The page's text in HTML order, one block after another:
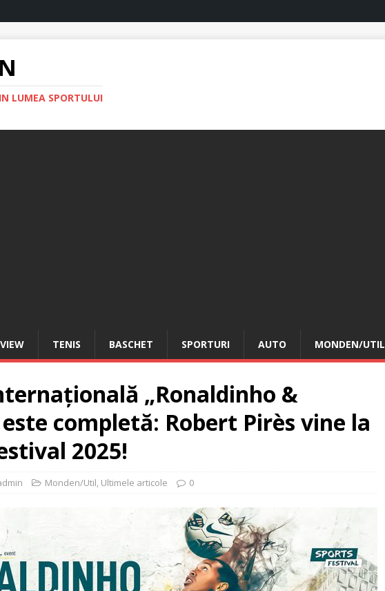
LUMEA SPORTULUI
TENIS BASCHET SPORTURI AUTO MONDEN/UTIL
„Ronaldinho &
este completă: Robert Pirès vine la
2025!
Monden/Util, Ultimele articole 0